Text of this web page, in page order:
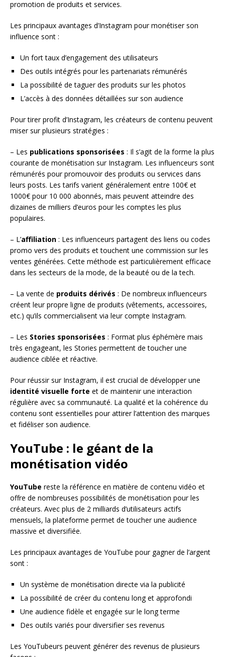
promotion de produits et services.
Les principaux avantages d’Instagram pour monétiser son
influence sont :
Un fort taux d’engagement des utilisateurs
Des outils intégrés pour les partenariats rémunérés
La possibilité de taguer des produits sur les photos
L’accès à des données détaillées sur son audience
Pour tirer profit d’Instagram, les créateurs de contenu peuvent
miser sur plusieurs stratégies :
– Les publications sponsorisées : Il s’agit de la forme la plus
courante de monétisation sur Instagram. Les influenceurs sont
rémunérés pour promouvoir des produits ou services dans
leurs posts. Les tarifs varient généralement entre 100€ et
1000€ pour 10 000 abonnés, mais peuvent atteindre des
dizaines de milliers d’euros pour les comptes les plus
populaires.
– L’affiliation : Les influenceurs partagent des liens ou codes
promo vers des produits et touchent une commission sur les
ventes générées. Cette méthode est particulièrement efficace
dans les secteurs de la mode, de la beauté ou de la tech.
– La vente de produits dérivés : De nombreux influenceurs
créent leur propre ligne de produits (vêtements, accessoires,
etc.) qu’ils commercialisent via leur compte Instagram.
– Les Stories sponsorisées : Format plus éphémère mais
très engageant, les Stories permettent de toucher une
audience ciblée et réactive.
Pour réussir sur Instagram, il est crucial de développer une
identité visuelle forte et de maintenir une interaction
régulière avec sa communauté. La qualité et la cohérence du
contenu sont essentielles pour attirer l’attention des marques
et fidéliser son audience.
YouTube : le géant de la
monétisation vidéo
YouTube reste la référence en matière de contenu vidéo et
offre de nombreuses possibilités de monétisation pour les
créateurs. Avec plus de 2 milliards d’utilisateurs actifs
mensuels, la plateforme permet de toucher une audience
massive et diversifiée.
Les principaux avantages de YouTube pour gagner de l’argent
sont :
Un système de monétisation directe via la publicité
La possibilité de créer du contenu long et approfondi
Une audience fidèle et engagée sur le long terme
Des outils variés pour diversifier ses revenus
Les YouTubeurs peuvent générer des revenus de plusieurs